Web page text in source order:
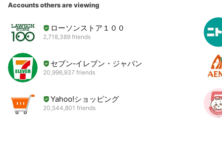
Accounts others are viewing
ローソンストア１００
2,718,389 friends
セブン‐イレブン・ジャパン
20,996,937 friends
Yahoo!ショッピング
20,544,801 friends